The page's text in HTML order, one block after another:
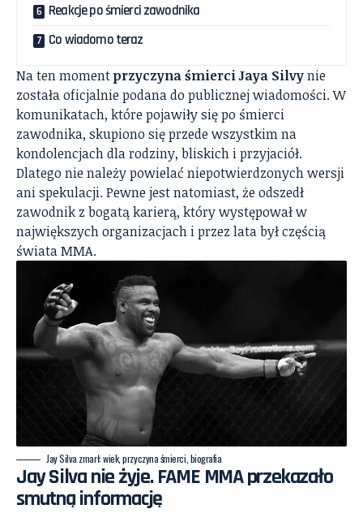
Reakcje po śmierci zawodnika
Co wiadomo teraz
Na ten momentprzyczyna śmierci Jaya Silvynie
została oficjalnie podana do publicznej wiadomości. W
komunikatach, które pojawiły się po śmierci
zawodnika, skupiono się przede wszystkim na
kondolencjach dla rodziny, bliskich i przyjaciół.
Dlatego nie należy powielać niepotwierdzonych wersji
ani spekulacji. Pewne jest natomiast, że odszedł
zawodnik z bogatą karierą, który występował w
największych organizacjach i przez lata był częścią
świata MMA.
Jay Silva zmarł: wiek, przyczyna śmierci, biografia
Jay Silva nie żyje. FAME MMA przekazało
smutną informację